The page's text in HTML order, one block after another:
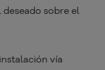
sobre el
vía